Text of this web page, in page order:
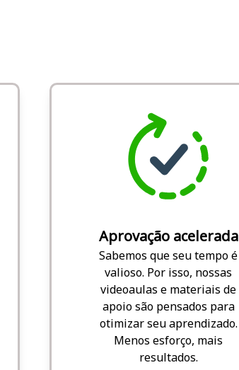
Aprovação acelerada
Sabemos que seu tempo é
valioso. Por isso, nossas
videoaulas e materiais de
apoio são pensados para
otimizar seu aprendizado.
Menos esforço, mais
resultados.